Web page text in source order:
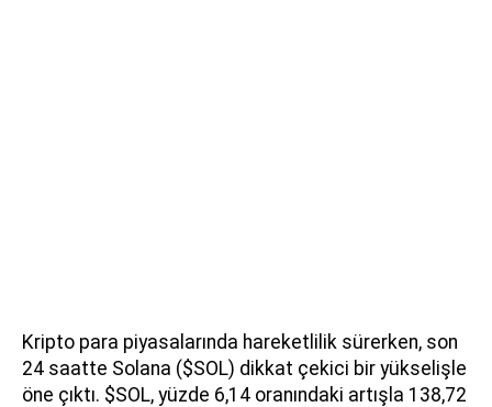
Kripto para piyasalarında hareketlilik sürerken, son
24 saatte Solana ($SOL) dikkat çekici bir yükselişle
öne çıktı. $SOL, yüzde 6,14 oranındaki artışla 138,72